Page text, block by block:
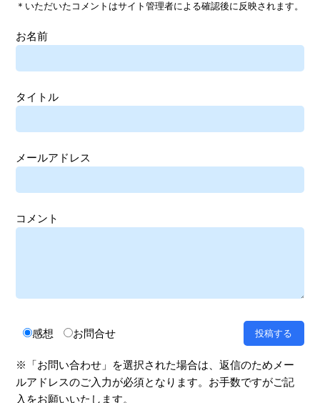
＊いただいたコメントはサイト管理者による確認後に反映されます。
お名前
タイトル
メールアドレス
コメント
感想 お問合せ
※「お問い合わせ」を選択された場合は、返信のためメー
ルアドレスのご入力が必須となります。お手数ですがご記
入をお願いいたします。